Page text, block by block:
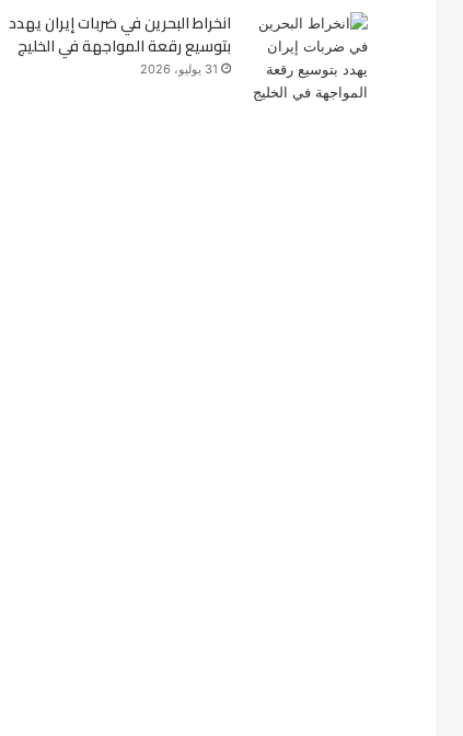
انخراط البحرين في ضربات إيران يهدد
بتوسيع رقعة المواجهة في الخليج
31 يوليو، 2026